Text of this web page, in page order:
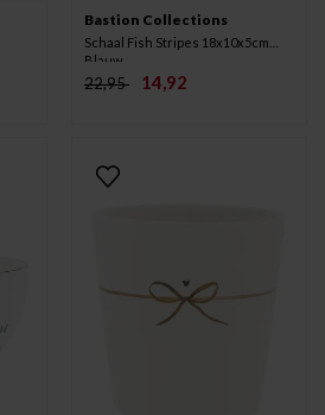
Bastion Collections
Schaal Fish Stripes 18x10x5cm
Blauw
22,95 14,92